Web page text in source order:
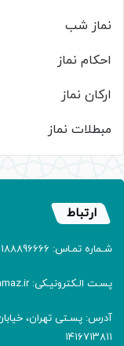
نماز شب
احکام نماز
ارکان نماز
مبطلات نماز
ارتباط
شـماره تمـاس: 02188896666 نمابر: 02188905150
پسـت الـکترونیـکی: info[at]namaz.ir
۱۴۱۶۷۱۳۸۱۱